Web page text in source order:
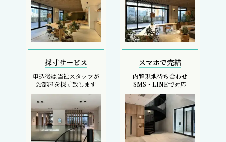
採寸サービス
申込後は当社スタッフが
お部屋を採寸致します
スマホで完結
内覧現地待ち合わせ
SMS・LINEで対応